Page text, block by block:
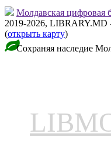
Молдавская цифровая
2019-2026, LIBRARY.MD
(открыть карту)
Сохраняя наследие